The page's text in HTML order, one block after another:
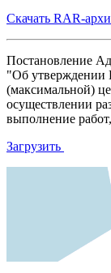
Скачать RAR-
Постановление
"Об утверждении
(максимальной)
осуществлении
выполнение
Загрузить